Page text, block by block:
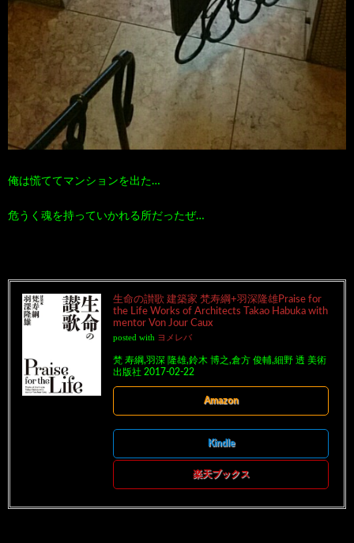
俺は慌ててマンションを出た…
危うく魂を持っていかれる所だったぜ…
生命の讃歌 建築家 梵寿綱+羽深隆雄Praise for
the Life Works of Architects Takao Habuka with
mentor Von Jour Caux
posted with ヨメレバ
梵 寿綱,羽深 隆雄,鈴木 博之,倉方 俊輔,細野 透 美術
出版社 2017-02-22
Amazon
Kindle
楽天ブックス